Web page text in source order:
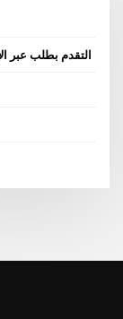
التقدم بطلب عبر